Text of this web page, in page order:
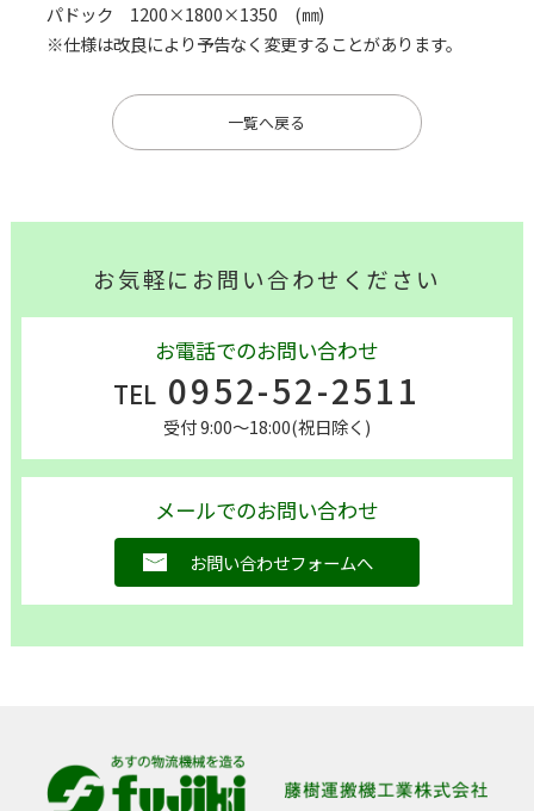
パドック 1200×1800×1350 (㎜)
※仕様は改良により予告なく変更することがあります。
一覧へ戻る
お気軽にお問い合わせください
お電話でのお問い合わせ
TEL 0952-52-2511
受付 9:00～18:00(祝日除く)
メールでのお問い合わせ
お問い合わせフォームへ